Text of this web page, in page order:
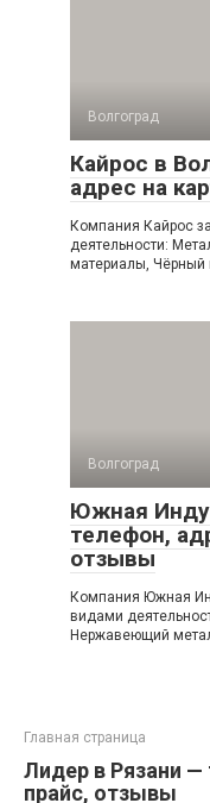
Волгоград
Кайрос в
адрес на
Компания Кайрос
деятельности:
материалы, Чёрный
Волгоград
Южная
телефон,
отзывы
Компания Южная
видами
Нержавеющий
Главная страница
Лидер в Рязани —
прайс, отзывы